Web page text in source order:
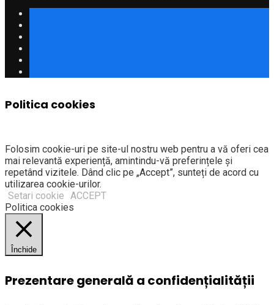
Politica cookies
Folosim cookie-uri pe site-ul nostru web pentru a vă oferi cea
mai relevantă experiență, amintindu-vă preferințele și
repetând vizitele. Dând clic pe „Accept”, sunteți de acord cu
utilizarea cookie-urilor.
Setari cookie ACCEPT
Politica cookies
Închide
Prezentare generală a confidențialității